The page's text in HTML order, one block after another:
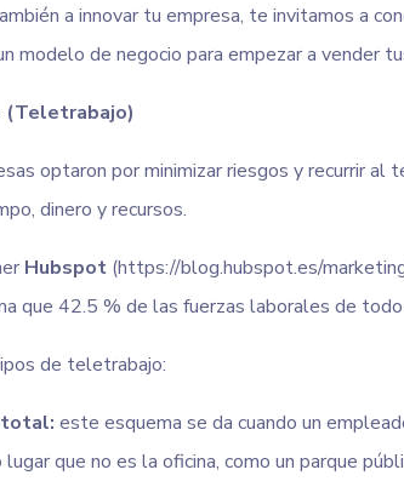
a innovar tu empresa, te invitamos a
modelo de negocio para empezar a vender
(Teletrabajo)
optaron por minimizar riesgos y recurrir
dinero y recursos.
Hubspot (https://blog.hubspot.es/
que 42.5 % de las fuerzas laborales de
de teletrabajo:
este esquema se da cuando un
que no es la oficina, como un parque